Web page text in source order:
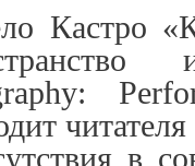
Кастро
в